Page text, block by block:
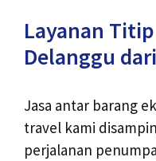
Layanan
Delanggu
Jasa antar barang
travel kami
perjalanan